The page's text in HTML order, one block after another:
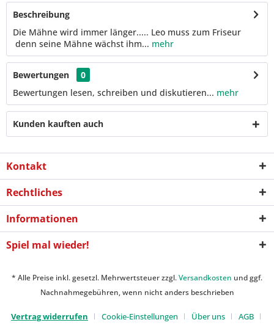
Beschreibung
Die Mähne wird immer länger..... Leo muss zum Friseur
denn seine Mähne wächst ihm... mehr
Bewertungen
0
Bewertungen lesen, schreiben und diskutieren... mehr
Kunden kauften auch
Kontakt
Rechtliches
Informationen
Spiel mal wieder!
* Alle Preise inkl. gesetzl. Mehrwertsteuer zzgl.Versandkosten und ggf.
Nachnahmegebühren, wenn nicht anders beschrieben
Vertrag widerrufen Cookie-Einstellungen Über uns AGB